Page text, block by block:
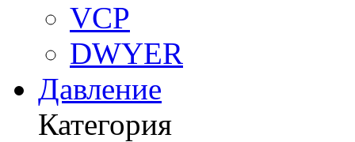
VCP
DWYER
Давление
Категория